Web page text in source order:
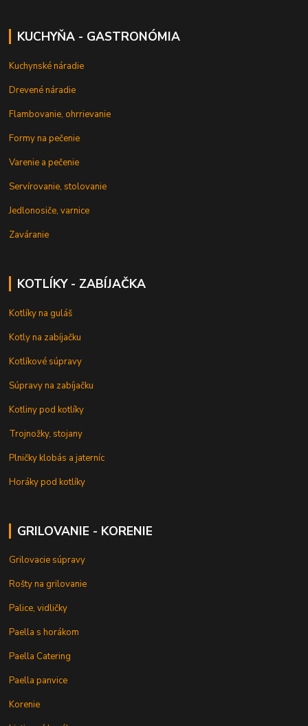
KUCHYŇA - GASTRONÓMIA
Kuchynské náradie
Drevené náradie
Flambovanie, ohrrievanie
Formy na pečenie
Varenie a pečenie
Servírovanie, stolovanie
Jedlonosiče, varnice
Zaváranie
KOTLÍKY - ZABÍJAČKA
Kotlíky na guláš
Kotly na zabíjačku
Kotlíkové súpravy
Súpravy na zabíjačku
Kotliny pod kotlíky
Trojnožky, stojany
Plničky klobás a jaterníc
Horáky pod kotlíky
GRILOVANIE - KORENIE
Grilovacie súpravy
Rošty na grilovanie
Palice, vidličky
Paella s horákom
Paella Catering
Paella panvice
Korenie